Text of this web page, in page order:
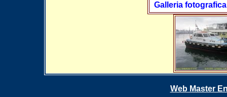
Galleria fotografica
Web Master